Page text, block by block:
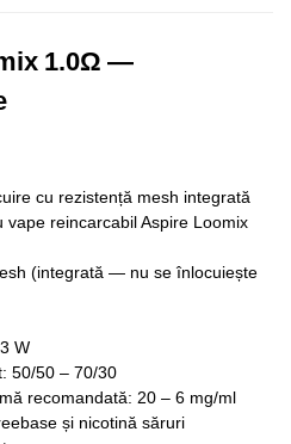
1.0Ω —
cu rezistență mesh integrată
vape reincarcabil Aspire Loomix
(integrată — nu se înlocuiește
W
50/50 – 70/30
recomandată: 20 – 6 mg/ml
și nicotină săruri